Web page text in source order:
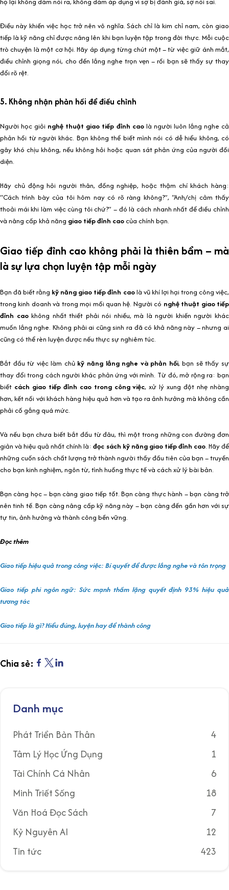
Điều này khiến việc học trở nên vô nghĩa. Sách chỉ là kim chỉ nam, còn giao
tiếp là kỹ năng chỉ được nâng lên khi bạn luyện tập trong đời thực. Mỗi cuộc
trò chuyện là một cơ hội. Hãy áp dụng từng chút một – từ việc giữ ánh mắt,
điều chỉnh giọng nói, cho đến lắng nghe trọn vẹn – rồi bạn sẽ thấy sự thay
đổi rõ rệt.
5. Không nhận phản hồi để điều chỉnh
Người học giỏi nghệ thuật giao tiếp đỉnh caolà người luôn lắng nghe cả
phản hồi từ người khác. Bạn không thể biết mình nói có dễ hiểu không, có
gây khó chịu không, nếu không hỏi hoặc quan sát phản ứng của người đối
diện.
Hãy chủ động hỏi người thân, đồng nghiệp, hoặc thậm chí khách hàng:
“Cách trình bày của tôi hôm nay có rõ ràng không?”, “Anh/chị cảm thấy
thoải mái khi làm việc cùng tôi chứ?” – đó là cách nhanh nhất để điều chỉnh
và nâng cấp khả năng giao tiếp đỉnh cao của chính bạn.
Giao tiếp đỉnh cao không phải là thiên bẩm – mà
là sự lựa chọn luyện tập mỗi ngày
Bạn đã biết rằng kỹ năng giao tiếp đỉnh caolà vũ khí lợi hại trong công việc,
trong kinh doanh và trong mọi mối quan hệ. Người có nghệ thuật giao tiếp
đỉnh caokhông nhất thiết phải nói nhiều, mà là người khiến người khác
muốn lắng nghe. Không phải ai cũng sinh ra đã có khả năng này – nhưng ai
cũng có thể rèn luyện được nếu thực sự nghiêm túc.
Bắt đầu từ việc làm chủ kỹ năng lắng nghe và phản hồi, bạn sẽ thấy sự
thay đổi trong cách người khác phản ứng với mình. Từ đó, mở rộng ra: bạn
biết cách giao tiếp đỉnh cao trong công việc, xử lý xung đột nhẹ nhàng
hơn, kết nối với khách hàng hiệu quả hơn và tạo ra ảnh hưởng mà không cần
phải cố gắng quá mức.
Và nếu bạn chưa biết bắt đầu từ đâu, thì một trong những con đường đơn
giản và hiệu quả nhất chính là:đọc sách kỹ năng giao tiếp đỉnh cao. Hãy để
những cuốn sách chất lượng trở thành người thầy đầu tiên của bạn – truyền
cho bạn kinh nghiệm, ngôn từ, tình huống thực tế và cách xử lý bài bản.
Bạn càng học – bạn càng giao tiếp tốt. Bạn càng thực hành – bạn càng trở
nên tinh tế. Bạn càng nâng cấp kỹ năng này – bạn càng đến gần hơn với sự
tự tin, ảnh hưởng và thành công bền vững.
Đọc thêm
Giao tiếp hiệu quả trong công việc: Bí quyết để được lắng nghe và tôn trọng
Giao tiếp phi ngôn ngữ: Sức mạnh thầm lặng quyết định 93% hiệu quả
tương tác
Giao tiếp là gì? Hiểu đúng, luyện hay để thành công
Chia sẻ:
Danh mục
Phát Triển Bản Thân
4
Tâm Lý Học Ứng Dụng
1
Tài Chính Cá Nhân
6
Minh Triết Sống
18
Văn Hoá Đọc Sách
7
Kỷ Nguyên AI
12
Tin tức
423